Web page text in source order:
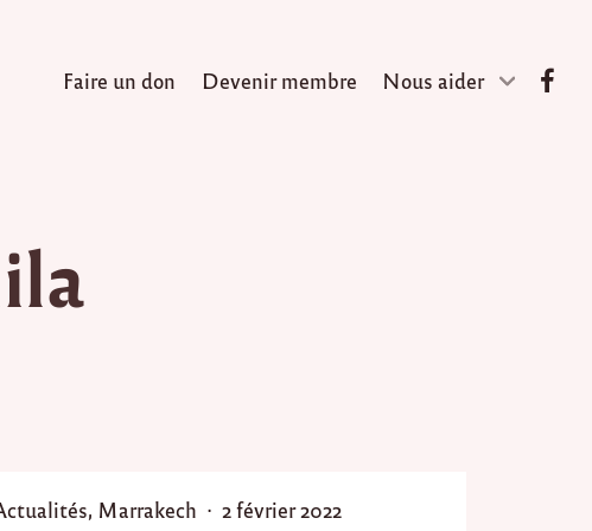
Faire un don Devenir membre Nous aider
, Marrakech
P
2 février 2022